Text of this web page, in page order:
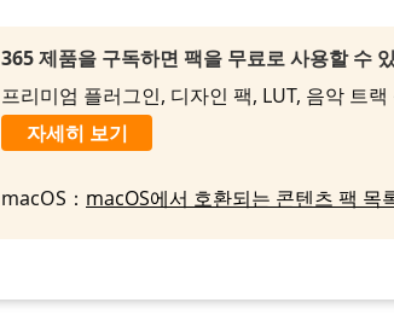
365 제품을 구독하면 팩을 무료로 사용할 수
프리미엄 플러그인, 디자인 팩, LUT, 음악 트
자세히 보기
macOS： macOS에서 호환되는 콘텐츠 팩 목